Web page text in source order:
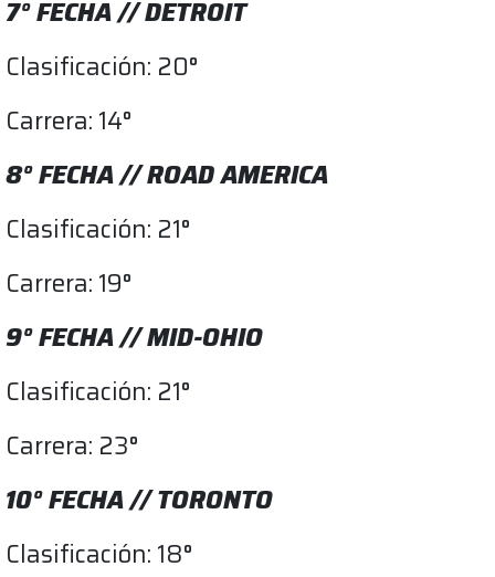
7° FECHA // DETROIT
Clasificación: 20°
Carrera: 14°
8° FECHA // ROAD AMERICA
Clasificación: 21°
Carrera: 19°
9° FECHA // MID-OHIO
Clasificación: 21°
Carrera: 23°
10° FECHA // TORONTO
Clasificación: 18°